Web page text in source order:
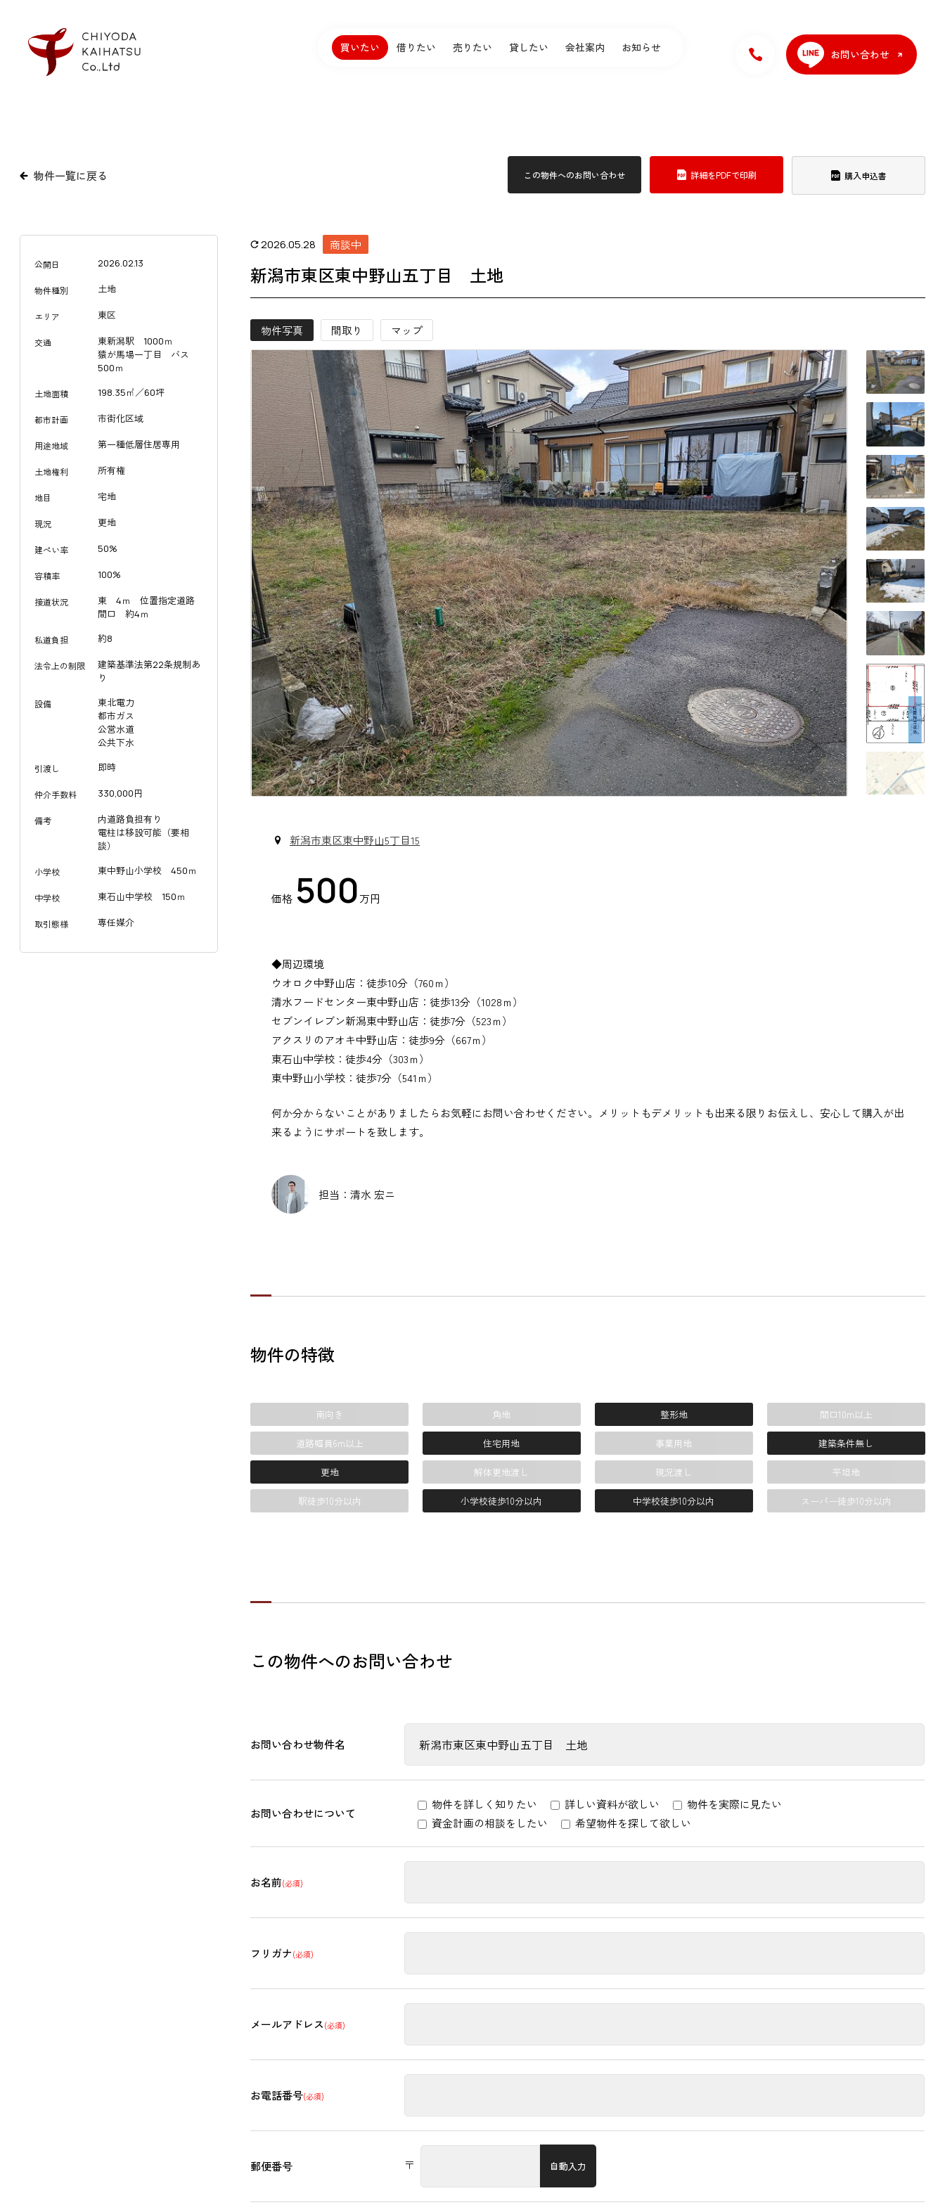
買いたい 借りたい 売りたい 貸したい 会社案内 お知らせ お問い合わせ
物件一覧に戻る この物件へのお問い合わせ 詳細をPDFで印刷 購入申込書
2026.05.28 商談中
新潟市東区東中野山五丁目 土地
物件写真 間取り マップ
新潟市東区東中野山5丁目15
価格 500万円
◆周辺環境
ウオロク中野山店：徒歩10分（760ｍ）
清水フードセンター東中野山店：徒歩13分（1028ｍ）
セブンイレブン新潟東中野山店：徒歩7分（523ｍ）
アクスリのアオキ中野山店：徒歩9分（667ｍ）
東石山中学校：徒歩4分（303ｍ）
東中野山小学校：徒歩7分（541ｍ）
何か分からないことがありましたらお気軽にお問い合わせください。メリットもデメリットも出来る限りお伝えし、安心して購入が出
来るようにサポートを致します。
担当：清水 宏ニ
物件の特徴
南向き 角地 整形地 間口10m以上
道路幅員6m以上 住宅用地 事業用地 建築条件無し
更地 解体更地渡し 現況渡し 平坦地
駅徒歩10分以内 小学校徒歩10分以内 中学校徒歩10分以内 スーパー徒歩10分以内
この物件へのお問い合わせ
お問い合わせ物件名
お問い合わせについて
物件を詳しく知りたい 詳しい資料が欲しい
物件を実際に見たい
資金計画の相談をしたい
希望物件を探して欲しい
お名前(必須)
フリガナ(必須)
メールアドレス(必須)
お電話番号(必須)
郵便番号 〒 自動入力
公開日 2026.02.13
物件種別 土地
エリア 東区
交通
東新潟駅 1000ｍ
猿が馬場一丁目 バス
500ｍ
土地面積 198.35㎡／60坪
都市計画 市街化区域
用途地域 第一種低層住居専用
土地権利 所有権
地目 宅地
現況 更地
建ぺい率 50%
容積率 100%
接道状況
東 4ｍ 位置指定道路
間口 約4ｍ
私道負担 約8
法令上の制限
建築基準法第22条規制あ
り
設備
東北電力
都市ガス
公営水道
公共下水
引渡し 即時
仲介手数料 330,000円
備考
内道路負担有り
電柱は移設可能（要相
談）
小学校 東中野山小学校 450ｍ
中学校 東石山中学校 150ｍ
取引態様 専任媒介